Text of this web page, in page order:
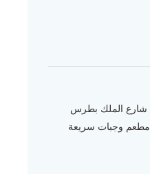
شارع الملك بطرس
هو مطعم وجبات سريعة